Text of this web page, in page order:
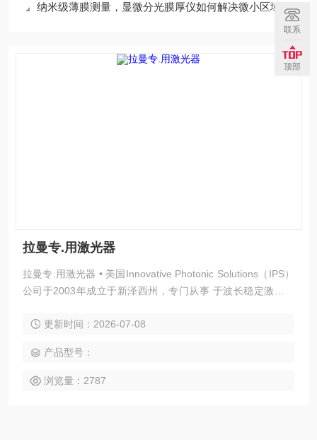
纳米级薄膜测量，显微分光膜厚仪如何解决微小区域测厚难题
拉曼专.用激光器
拉曼专.用激光器 • 美国Innovative Photonic Solutions（IPS）
公司于2003年成立于新泽西州，专门从事 于波长稳定激光器
性能光 源系统。 • IPS公司提供超过70%拉曼光谱系统的激光
模拉曼激光光源。
更新时间：2026-07-08
产品型号：
浏览量：2787
联系
顶部